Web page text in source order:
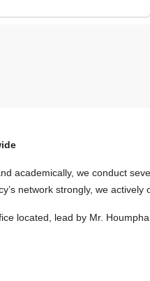
academically, we conduct
network strongly, we actively
located, lead by Mr.